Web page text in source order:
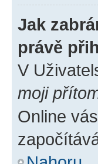
Jak
právě
V
moji
Online